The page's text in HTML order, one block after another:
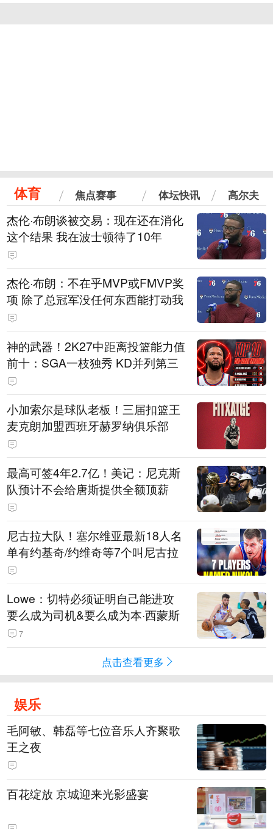
体育 焦点赛事 体坛快讯 高尔夫
杰伦·布朗谈被交易：现在还在消化
这个结果 我在波士顿待了10年
杰伦·布朗：不在乎MVP或FMVP奖
项 除了总冠军没任何东西能打动我
神的武器！2K27中距离投篮能力值
前十：SGA一枝独秀 KD并列第三
小加索尔是球队老板！三届扣篮王
麦克朗加盟西班牙赫罗纳俱乐部
最高可签4年2.7亿！美记：尼克斯
队预计不会给唐斯提供全额顶薪
尼古拉大队！塞尔维亚最新18人名
单有约基奇/约维奇等7个叫尼古拉
Lowe：切特必须证明自己能进攻
要么成为司机&要么成为本·西蒙斯
7
点击查看更多
娱乐
毛阿敏、韩磊等七位音乐人齐聚歌
王之夜
百花绽放 京城迎来光影盛宴